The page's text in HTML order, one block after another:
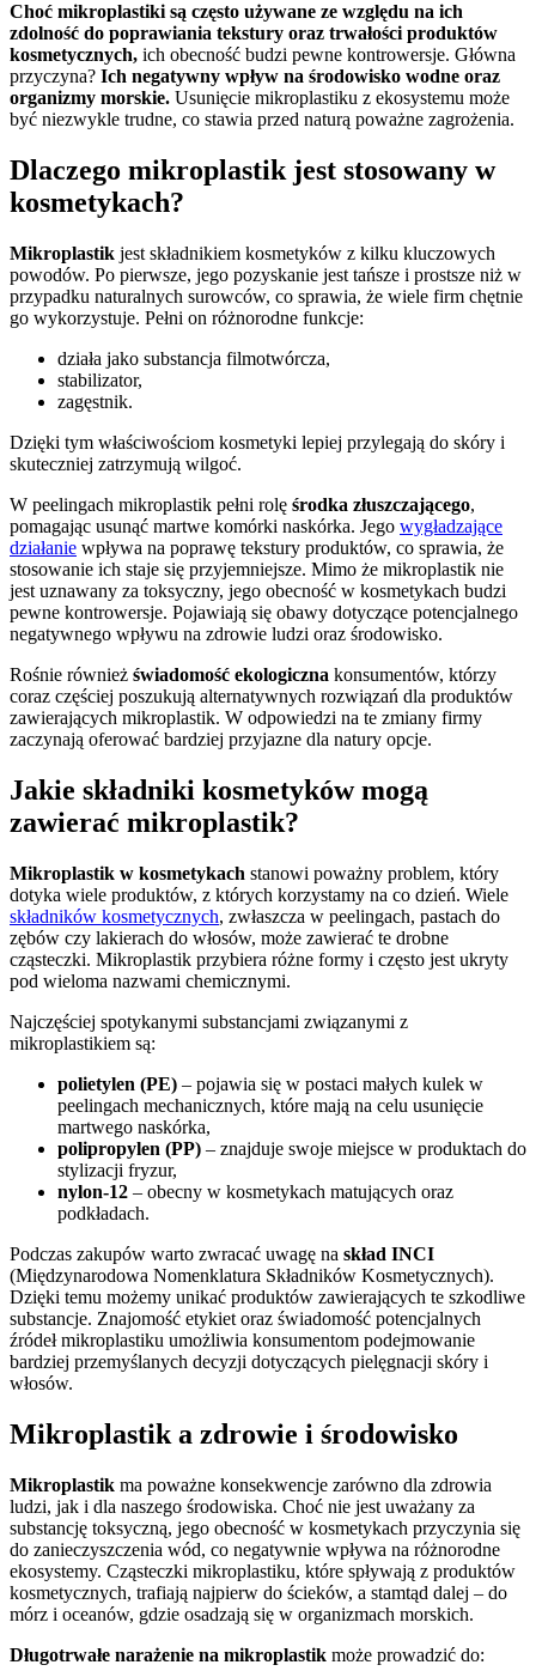
Choć mikroplastiki są często używane ze względu na ich
zdolność do poprawiania tekstury oraz trwałości produktów
kosmetycznych, ich obecność budzi pewne kontrowersje. Główna
przyczyna? Ich negatywny wpływ na środowisko wodne oraz
organizmy morskie. Usunięcie mikroplastiku z ekosystemu może
być niezwykle trudne, co stawia przed naturą poważne zagrożenia.
Dlaczego mikroplastik jest stosowany w
kosmetykach?
Mikroplastik jest składnikiem kosmetyków z kilku kluczowych
powodów. Po pierwsze, jego pozyskanie jest tańsze i prostsze niż w
przypadku naturalnych surowców, co sprawia, że wiele firm chętnie
go wykorzystuje. Pełni on różnorodne funkcje:
działa jako substancja filmotwórcza,
stabilizator,
zagęstnik.
Dzięki tym właściwościom kosmetyki lepiej przylegają do skóry i
skuteczniej zatrzymują wilgoć.
W peelingach mikroplastik pełni rolę środka złuszczającego,
pomagając usunąć martwe komórki naskórka. Jego wygładzające
działanie wpływa na poprawę tekstury produktów, co sprawia, że
stosowanie ich staje się przyjemniejsze. Mimo że mikroplastik nie
jest uznawany za toksyczny, jego obecność w kosmetykach budzi
pewne kontrowersje. Pojawiają się obawy dotyczące potencjalnego
negatywnego wpływu na zdrowie ludzi oraz środowisko.
Rośnie również świadomość ekologiczna konsumentów, którzy
coraz częściej poszukują alternatywnych rozwiązań dla produktów
zawierających mikroplastik. W odpowiedzi na te zmiany firmy
zaczynają oferować bardziej przyjazne dla natury opcje.
Jakie składniki kosmetyków mogą
zawierać mikroplastik?
Mikroplastik w kosmetykach stanowi poważny problem, który
dotyka wiele produktów, z których korzystamy na co dzień. Wiele
składników kosmetycznych, zwłaszcza w peelingach, pastach do
zębów czy lakierach do włosów, może zawierać te drobne
cząsteczki. Mikroplastik przybiera różne formy i często jest ukryty
pod wieloma nazwami chemicznymi.
Najczęściej spotykanymi substancjami związanymi z
mikroplastikiem są:
polietylen (PE) – pojawia się w postaci małych kulek w
peelingach mechanicznych, które mają na celu usunięcie
martwego naskórka,
polipropylen (PP) – znajduje swoje miejsce w produktach do
stylizacji fryzur,
nylon-12 – obecny w kosmetykach matujących oraz
podkładach.
Podczas zakupów warto zwracać uwagę na skład INCI
(Międzynarodowa Nomenklatura Składników Kosmetycznych).
Dzięki temu możemy unikać produktów zawierających te szkodliwe
substancje. Znajomość etykiet oraz świadomość potencjalnych
źródeł mikroplastiku umożliwia konsumentom podejmowanie
bardziej przemyślanych decyzji dotyczących pielęgnacji skóry i
włosów.
Mikroplastik a zdrowie i środowisko
Mikroplastik ma poważne konsekwencje zarówno dla zdrowia
ludzi, jak i dla naszego środowiska. Choć nie jest uważany za
substancję toksyczną, jego obecność w kosmetykach przyczynia się
do zanieczyszczenia wód, co negatywnie wpływa na różnorodne
ekosystemy. Cząsteczki mikroplastiku, które spływają z produktów
kosmetycznych, trafiają najpierw do ścieków, a stamtąd dalej – do
mórz i oceanów, gdzie osadzają się w organizmach morskich.
Długotrwałe narażenie na mikroplastik może prowadzić do: